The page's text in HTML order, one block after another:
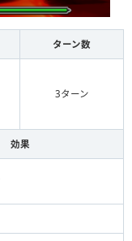
アルスノウァ
ミエル装備
ミエル
パリーグ
エル
ターン数
3ターン
効果